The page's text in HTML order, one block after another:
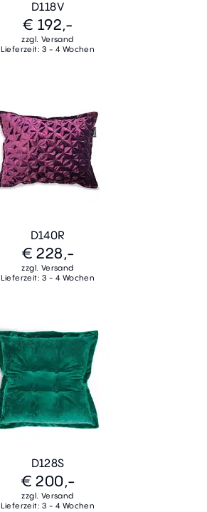
D118V
€ 192,-
zzgl. Versand
Lieferzeit: 3 - 4 Wochen
D140R
€ 228,-
zzgl. Versand
Lieferzeit: 3 - 4 Wochen
D128S
€ 200,-
zzgl. Versand
Lieferzeit: 3 - 4 Wochen